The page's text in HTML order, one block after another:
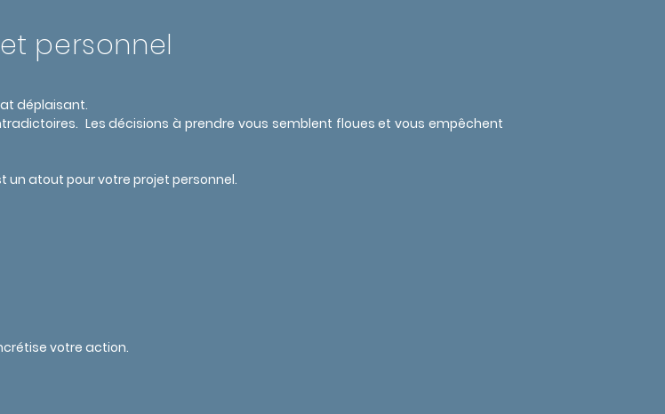
personnel
déplaisant.
Les décisions à prendre vous semblent floues et vous empêchent
atout pour votre projet personnel.
votre action.